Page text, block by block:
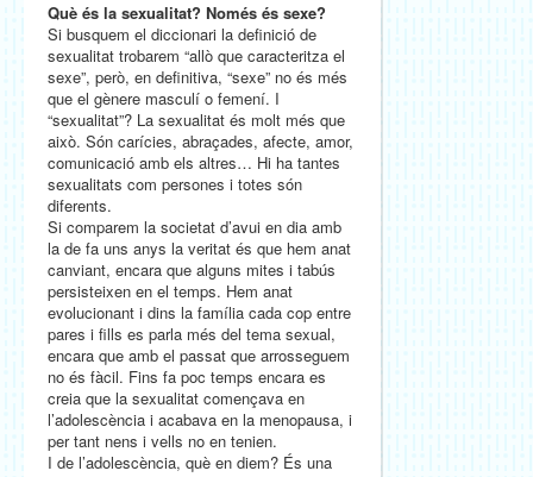
Què és la sexualitat? Només és sexe?
Si busquem el diccionari la definició de
sexualitat trobarem “allò que caracteritza el
sexe”, però, en definitiva, “sexe” no és més
que el gènere masculí o femení. I
“sexualitat”? La sexualitat és molt més que
això. Són carícies, abraçades, afecte, amor,
comunicació amb els altres… Hi ha tantes
sexualitats com persones i totes són
diferents.
Si comparem la societat d’avui en dia amb
la de fa uns anys la veritat és que hem anat
canviant, encara que alguns mites i tabús
persisteixen en el temps. Hem anat
evolucionant i dins la família cada cop entre
pares i fills es parla més del tema sexual,
encara que amb el passat que arrosseguem
no és fàcil. Fins fa poc temps encara es
creia que la sexualitat començava en
l’adolescència i acabava en la menopausa, i
per tant nens i vells no en tenien.
I de l’adolescència, què en diem? És una